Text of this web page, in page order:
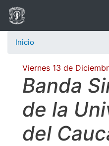
Inicio
Viernes 13 de
Banda
de la
del